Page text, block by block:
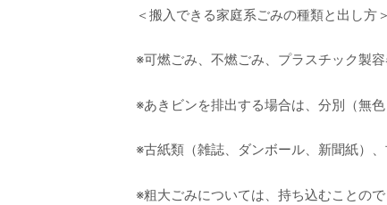
＜搬入できる家庭系ごみの種類と出し方
※可燃ごみ、不燃ごみ、プラスチック製
※あきビンを排出する場合は、分別（無
※古紙類（雑誌、ダンボール、新聞紙）
※粗大ごみについては、持ち込むことの